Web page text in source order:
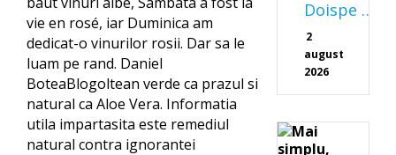
vie en rosé, iar Duminica am
dedicat-o vinurilor rosii. Dar sa le
luam pe rand. Daniel
BoteaBlogoltean verde ca prazul si
natural ca Aloe Vera. Informatia
utila impartasita este remediul
natural contra ignorantei
Doispe …
2
august
2026